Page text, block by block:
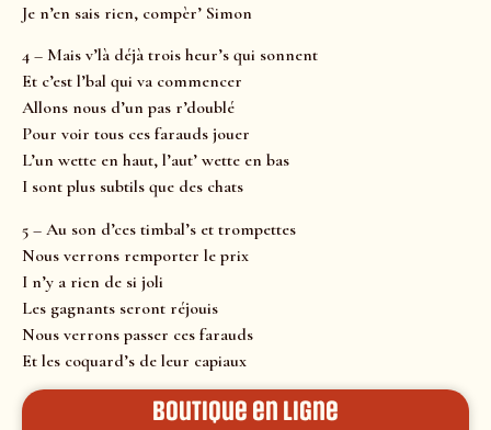
Je n’en sais rien, compèr’ Simon
4 – Mais v’là déjà trois heur’s qui sonnent
Et c’est l’bal qui va commencer
Allons nous d’un pas r’doublé
Pour voir tous ces farauds jouer
L’un wette en haut, l’aut’ wette en bas
I sont plus subtils que des chats
5 – Au son d’ces timbal’s et trompettes
Nous verrons remporter le prix
I n’y a rien de si joli
Les gagnants seront réjouis
Nous verrons passer ces farauds
Et les coquard’s de leur capiaux
Boutique en ligne